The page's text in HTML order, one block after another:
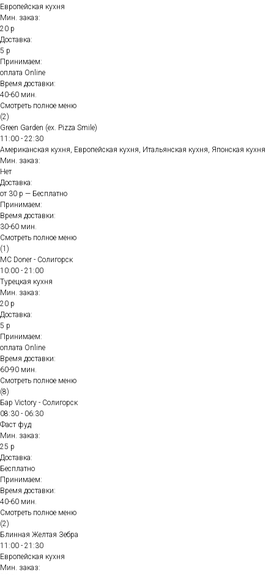
Европейская кухня
Мин. заказ:
20 р
Доставка:
5 р
Принимаем:
оплата Online
Время доставки:
40-60 мин.
Смотреть полное меню
(2)
Green Garden (ex. Pizza Smile)
11:00 - 22:30
Американская кухня, Европейская кухня, Итальянская кухня, Японская кухня
Мин. заказ:
Нет
Доставка:
от 30 р — Бесплатно
Принимаем:
Время доставки:
30-60 мин.
Смотреть полное меню
(1)
MC Doner - Солигорск
10:00 - 21:00
Турецкая кухня
Мин. заказ:
20 р
Доставка:
5 р
Принимаем:
оплата Online
Время доставки:
60-90 мин.
Смотреть полное меню
(8)
Бар Victory - Солигорск
08:30 - 06:30
Фаст фуд
Мин. заказ:
25 р
Доставка:
Бесплатно
Принимаем:
Время доставки:
40-60 мин.
Смотреть полное меню
(2)
Блинная Желтая Зебра
11:00 - 21:30
Европейская кухня
Мин. заказ: